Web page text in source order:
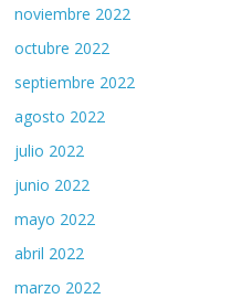
noviembre 2022
octubre 2022
septiembre 2022
agosto 2022
julio 2022
junio 2022
mayo 2022
abril 2022
marzo 2022